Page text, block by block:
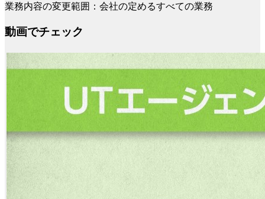
業務内容の変更範囲：会社の定めるすべての業務
動画でチェック